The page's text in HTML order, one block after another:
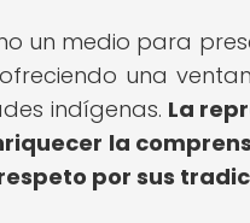
un medio para
una
indígenas. La
la
por sus